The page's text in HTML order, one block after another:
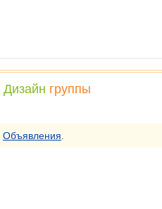
Дизайн группы
Объявления